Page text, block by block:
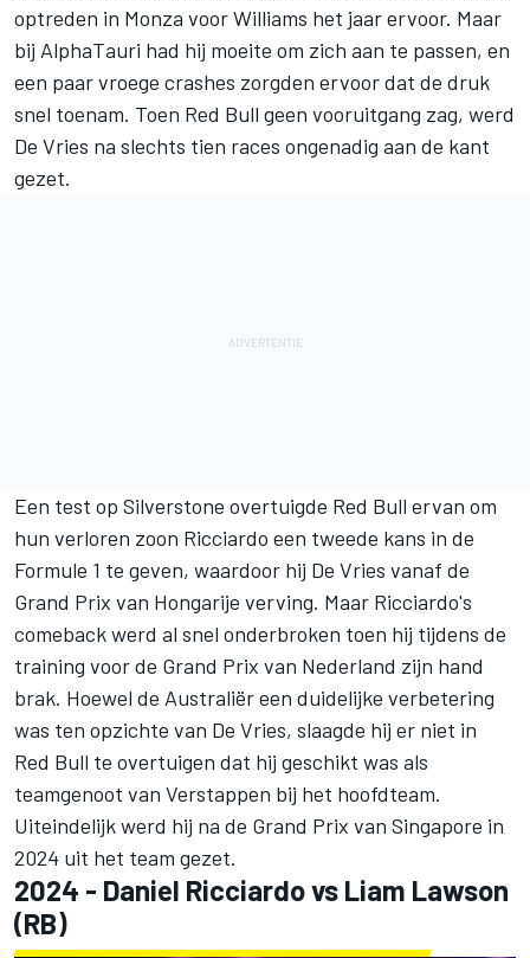
optreden in Monza voor Williams het jaar ervoor. Maar
bij AlphaTauri had hij moeite om zich aan te passen, en
een paar vroege crashes zorgden ervoor dat de druk
snel toenam. Toen Red Bull geen vooruitgang zag, werd
De Vries na slechts tien races ongenadig aan de kant
gezet.
Een test op Silverstone overtuigde Red Bull ervan om
hun verloren zoon Ricciardo een tweede kans in de
Formule 1 te geven, waardoor hij De Vries vanaf de
Grand Prix van Hongarije verving. Maar Ricciardo's
comeback werd al snel onderbroken toen hij tijdens de
training voor de Grand Prix van Nederland zijn hand
brak. Hoewel de Australiër een duidelijke verbetering
was ten opzichte van De Vries, slaagde hij er niet in
Red Bull te overtuigen dat hij geschikt was als
teamgenoot van Verstappen bij het hoofdteam.
Uiteindelijk werd hij na de Grand Prix van Singapore in
2024 uit het team gezet.
2024 - Daniel Ricciardo vs Liam Lawson
(RB)